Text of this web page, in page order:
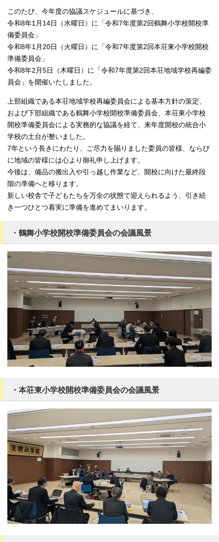
このたび、今年度の協議スケジュールに基づき、
令和8年1月14日（水曜日）に「令和7年度第2回鶴舞小学校開校準
備委員会」
令和8年1月20日（火曜日）に「令和7年度第2回本荘東小学校開校
準備委員会」
令和8年2月5日（木曜日）に「令和7年度第2回本荘地域学校再編委
員会」を開催いたしました。
上部組織である本荘地域学校再編委員会による基本方針の策定、
および下部組織である鶴舞小学校開校準備委員会、本荘東小学校
開校準備委員会による実務的な協議を経て、来年度開校の統合小
学校の土台が整いました。
7年という長きにわたり、ご尽力を賜りました委員の皆様、ならび
に地域の皆様には心より御礼申し上げます。
今後は、備品の搬出入や引っ越し作業など、開校に向けた最終段
階の準備へと移ります。
新しい校舎で子どもたちを万全の状態で迎えられるよう、引き続
き一つひとつ着実に準備を進めてまいります。
・鶴舞小学校開校準備委員会の会議風景
・本荘東小学校開校準備委員会の会議風景